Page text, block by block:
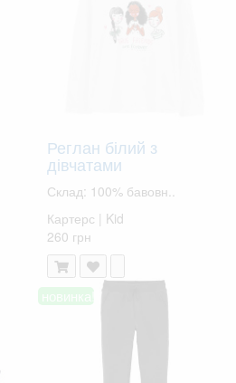
Реглан білий з
дівчатами
Склад: 100% бавовн..
Картерс | Kid
260 грн
новинка!